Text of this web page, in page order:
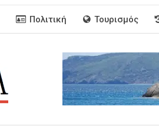
Πολιτική Τουρισμός